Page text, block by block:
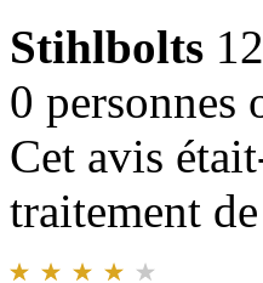
Stihlbolts
0 personnes
Cet avis
traitement